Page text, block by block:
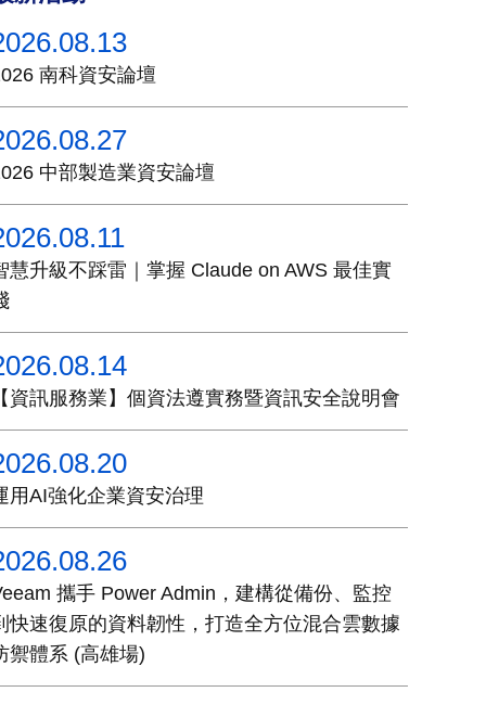
南科資安論壇
中部製造業資安論壇
慧升級不踩雷｜掌握 Claude on AWS 最佳實
資訊服務業】個資法遵實務暨資訊安全說明會
用AI強化企業資安治理
攜手 Power Admin，建構從備份、監控
快速復原的資料韌性，打造全方位混合雲數據
禦體系 (高雄場)